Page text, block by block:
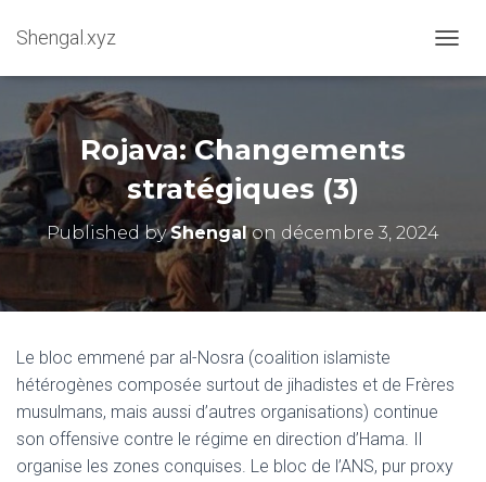
Shengal.xyz
Rojava: Changements
stratégiques (3)
Published byShengalon décembre 3, 2024
Le bloc emmené par al-Nosra (coalition islamiste
hétérogènes composée surtout de jihadistes et de Frères
musulmans, mais aussi d’autres organisations) continue
son offensive contre le régime en direction d’Hama. Il
organise les zones conquises. Le bloc de l’ANS, pur proxy